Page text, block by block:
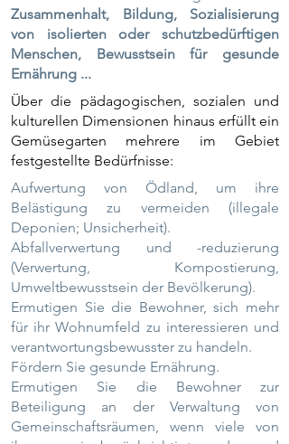
Zusammenhalt, Bildung, Sozialisierung
von isolierten oder schutzbedürftigen
Menschen, Bewusstsein für gesunde
Ernährung ...
Über die pädagogischen, sozialen und
kulturellen Dimensionen hinaus erfüllt ein
Gemüsegarten mehrere im Gebiet
festgestellte Bedürfnisse:
Aufwertung von Ödland, um ihre
Belästigung zu vermeiden (illegale
Deponien; Unsicherheit).
Abfallverwertung und -reduzierung
(Verwertung, Kompostierung,
Umweltbewusstsein der Bevölkerung).
Ermutigen Sie die Bewohner, sich mehr
für ihr Wohnumfeld zu interessieren und
verantwortungsbewusster zu handeln.
Fördern Sie gesunde Ernährung.
Ermutigen Sie die Bewohner zur
Beteiligung an der Verwaltung von
Gemeinschaftsräumen, wenn viele von